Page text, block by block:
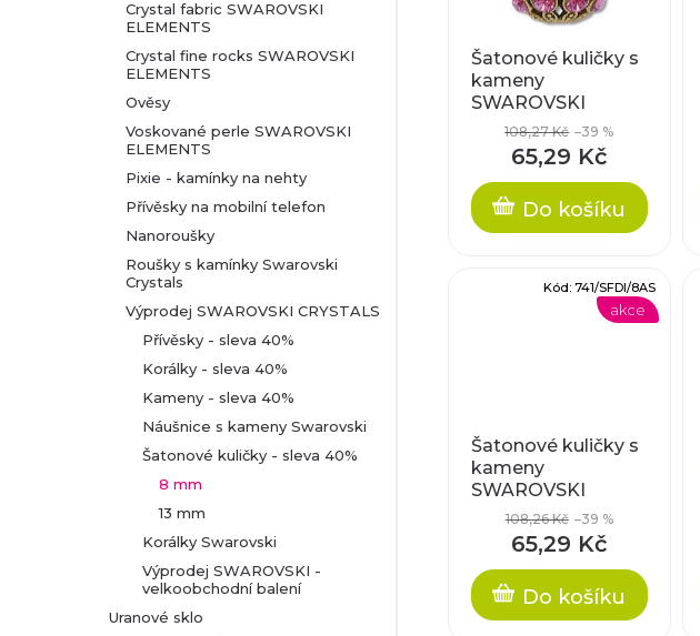
n
Crystal fabric SWAROVSKI
ELEMENTS
Crystal fine rocks SWAROVSKI
ELEMENTS
Ověsy
Voskované perle SWAROVSKI
ELEMENTS
Pixie - kamínky na nehty
Přívěsky na mobilní telefon
Nanoroušky
Roušky s kamínky Swarovski
Crystals
Výprodej SWAROVSKI CRYSTALS
Přívěsky - sleva 40%
Korálky - sleva 40%
Kameny - sleva 40%
Náušnice s kameny Swarovski
Šatonové kuličky - sleva 40%
8 mm
13 mm
Korálky Swarovski
Výprodej SWAROVSKI -
velkoobchodní balení
Uranové sklo
Šatonové kuličky s
kameny
SWAROVSKI
ELEMENTS, cca
8mm
108,27 Kč –39 %
65,29 Kč
Do košíku
akce
Šatonové kuličky s
kameny
SWAROVSKI
ELEMENTS, cca
8mm
108,26 Kč –39 %
65,29 Kč
Do košíku
Kód: 741/SFDI/8AS